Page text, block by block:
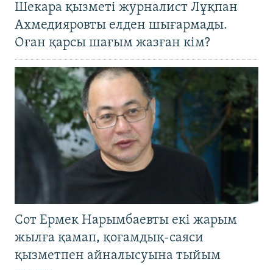
Шекара қызметі журналист Лұқпан
Ахмедияровты елден шығармады.
Оған қарсы шағым жазған кім?
Сот Ермек Нарымбаевты екі жарым
жылға қамап, қоғамдық-саяси
қызметпен айналысуына тыйым